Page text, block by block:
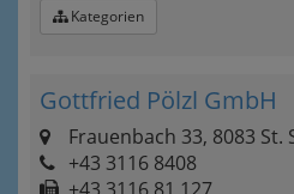
Kategorien
Gottfried Pölzl GmbH
Frauenbach 33, 8083 St.
+43 3116 8408